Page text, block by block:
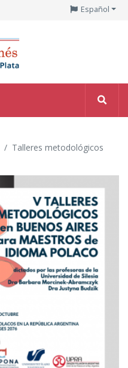
Español
Talleres metodológicos